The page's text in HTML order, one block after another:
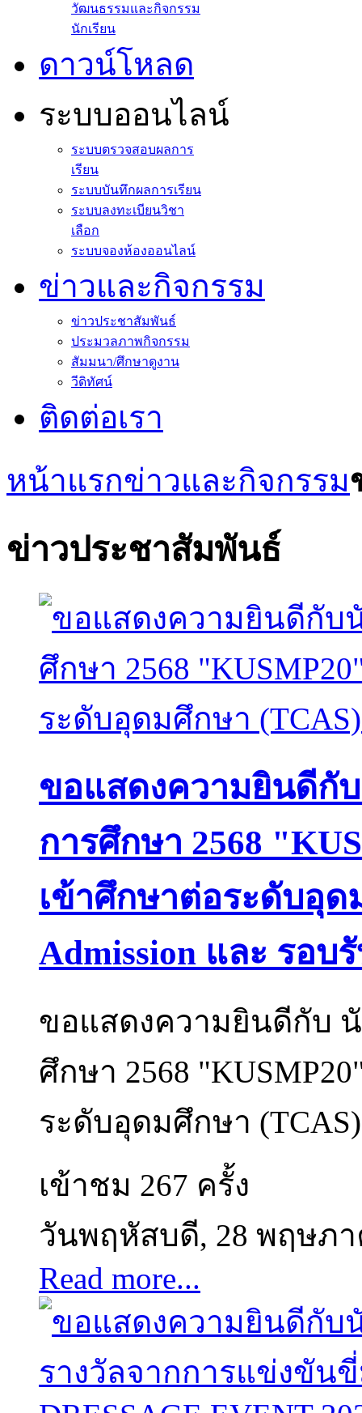
วัฒนธรรมและกิจกรรม
นักเรียน
ดาวน์โหลด
ระบบออนไลน์
ระบบตรวจสอบผลการ
เรียน
ระบบบันทึกผลการเรียน
ระบบลงทะเบียนวิชา
เลือก
ระบบจองห้องออนไลน์
ข่าวและกิจกรรม
ข่าวประชาสัมพันธ์
ประมวลภาพกิจกรรม
สัมมนา/ศึกษาดูงาน
วีดิทัศน์
ติดต่อเรา
หน้าแรกข่าวและกิจกรรม
ข่าวประชาสัมพันธ์
ขอแสดงความยินดีกั
การศึกษา 2568
เข้าศึกษาต่อระดับอุด
Admission และ รอบ
ขอแสดงความยินดีกับ
ศึกษา 2568
ระดับอุดมศึกษา
เข้าชม 267 ครั้ง
วันพฤหัสบดี, 28 พฤษภา
Read more...